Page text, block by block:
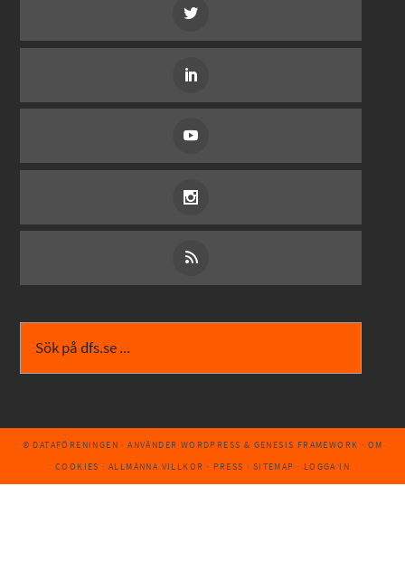
© DATAFÖRENINGEN · ANVÄNDER WORDPRESS & GENESIS FRAMEWORK · OM
COOKIES · ALLMÄNNA VILLKOR · PRESS · SITEMAP · LOGGA IN